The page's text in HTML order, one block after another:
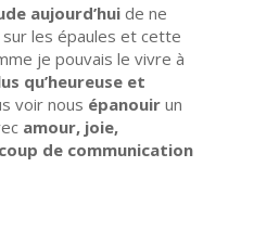
aujourd’huide ne
les épaules et cette
je pouvais le vivre à
qu’heureuse et
voir nous épanouirun
amour, joie,
de communication